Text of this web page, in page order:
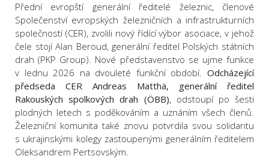
Přední evropští generální ředitelé železnic, členové
Společenství evropských železničních a infrastrukturních
společností (CER), zvolili nový řídící výbor asociace, v jehož
čele stojí Alan Beroud, generální ředitel Polských státních
drah (PKP Group). Nové představenstvo se ujme funkce
v lednu 2026 na dvouleté funkční období. Odcházející
předseda CER Andreas Matthä, generální ředitel
Rakouských spolkových drah (ÖBB), odstoupí po šesti
plodných letech s poděkováním a uznáním všech členů.
Železniční komunita také znovu potvrdila svou solidaritu
s ukrajinskými kolegy zastoupenými generálním ředitelem
Oleksandrem Pertsovským.